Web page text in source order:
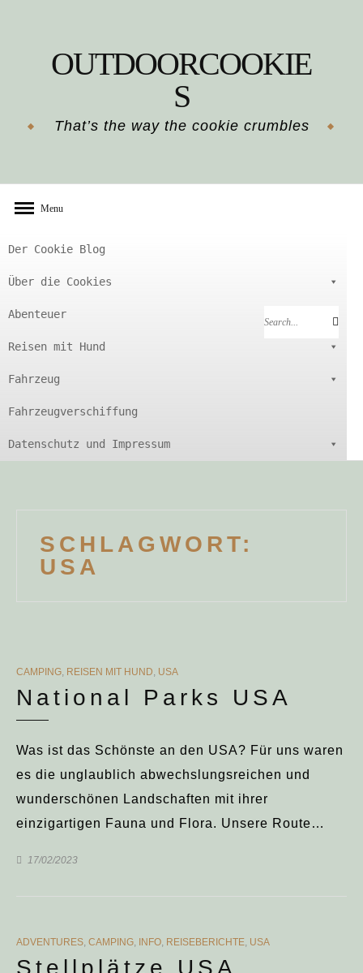
OUTDOORCOOKIE
S
That’s the way the cookie crumbles
Menu
Der Cookie Blog
Über die Cookies
Abenteuer
Reisen mit Hund
Fahrzeug
Fahrzeugverschiffung
Datenschutz und Impressum
Search
Search
SCHLAGWORT:
USA
CATEGORIES
CAMPING, REISEN MIT HUND, USA
National Parks USA
Was ist das Schönste an den USA? Für uns waren
es die unglaublich abwechslungsreichen und
wunderschönen Landschaften mit ihrer
einzigartigen Fauna und Flora. Unsere Route…
17/02/2023
CATEGORIES
ADVENTURES, CAMPING, INFO, REISEBERICHTE, USA
Stellplätze USA